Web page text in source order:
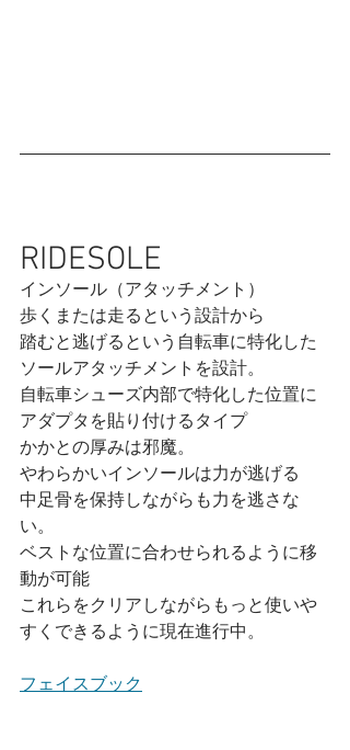
RIDESOLE
インソール（アタッチメント）
歩くまたは走るという設計から
踏むと逃げるという自転車に特化した
ソールアタッチメントを設計。
自転車シューズ内部で特化した位置に
アダプタを貼り付けるタイプ
かかとの厚みは邪魔。
やわらかいインソールは力が逃げる
中足骨を保持しながらも力を逃さな
い。
ベストな位置に合わせられるように移
動が可能
これらをクリアしながらもっと使いや
すくできるように現在進行中。
フェイスブック